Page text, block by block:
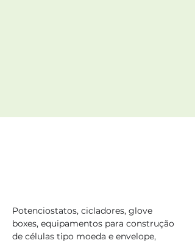
Potenciostatos, cicladores, glove
boxes, equipamentos para construção
de células tipo moeda e envelope,